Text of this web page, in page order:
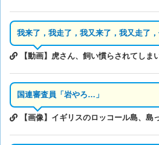
我来了，我走了，我又来了，我又走了
【動画】虎さん、飼い慣らされてしま
国連審査員「岩やろ…」
【画像】イギリスのロッコール島、島